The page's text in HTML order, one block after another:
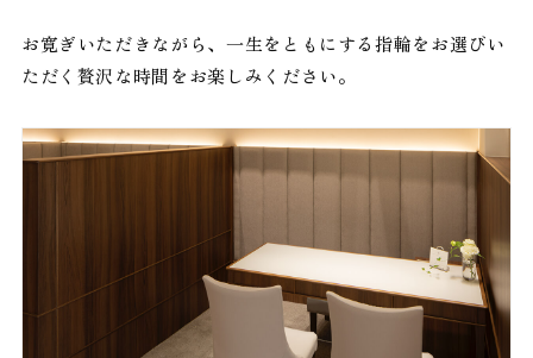
お寛ぎいただきながら、一生をともにする指輪をお選びい
ただく贅沢な時間をお楽しみください。